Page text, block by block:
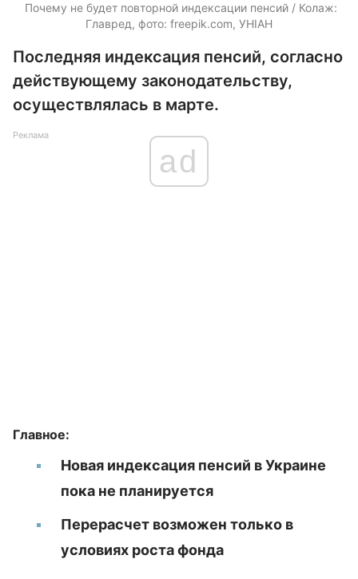
​ Почему не будет повторной индексации пенсий / Колаж:
Главред, фото: freepik.com, УНІАН
Последняя индексация пенсий, согласно
действующему законодательству,
осуществлялась в марте.
Реклама
ad
Главное:
Новая индексация пенсий в Украине
пока не планируется
Перерасчет возможен только в
условиях роста фонда